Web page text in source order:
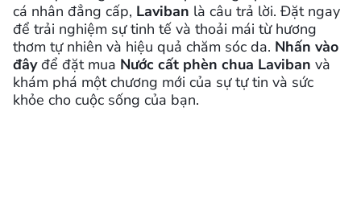
cá nhân đẳng cấp, Laviban là câu trả lời. Đặt ngay
để trải nghiệm sự tinh tế và thoải mái từ hương
thơm tự nhiên và hiệu quả chăm sóc da. Nhấn vào
đâyđể đặt mua Nước cất phèn chua Laviban và
khám phá một chương mới của sự tự tin và sức
khỏe cho cuộc sống của bạn.